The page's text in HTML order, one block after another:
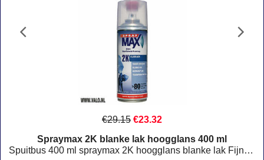
€29.15 €23.32
Spraymax 2K blanke lak hoogglans 400 ml
Spuitbus 400 ml spraymax 2K hoogglans blanke lak Fijne verneveling Constante druk Hoogglans !